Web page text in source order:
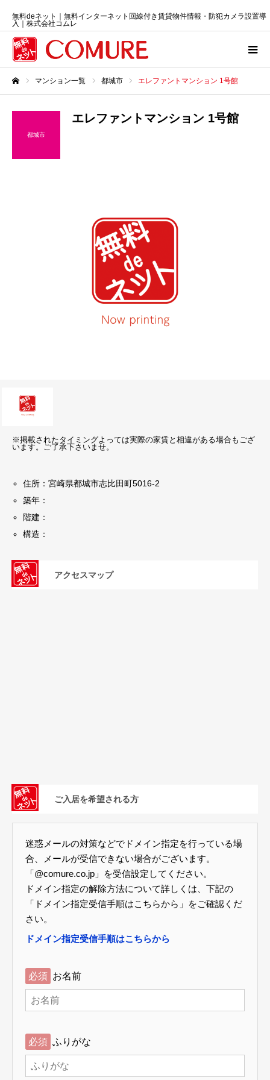
無料deネット｜無料インターネット回線付き賃貸物件情報・防犯カメラ設置導
入｜株式会社コムレ
マンション一覧 都城市 エレファントマンション 1号館
都城市
エレファントマンション 1号館
※掲載されたタイミングよっては実際の家賃と相違がある場合もござ
います。ご了承下さいませ。
住所：宮崎県都城市志比田町5016-2
築年：
階建：
構造：
アクセスマップ
ご入居を希望される方
迷惑メールの対策などでドメイン指定を行っている場
合、メールが受信できない場合がございます。
「@comure.co.jp」を受信設定してください。
ドメイン指定の解除方法について詳しくは、下記の
「ドメイン指定受信手順はこちらから」をご確認くだ
さい。
ドメイン指定受信手順はこちらから
必須 お名前
必須 ふりがな